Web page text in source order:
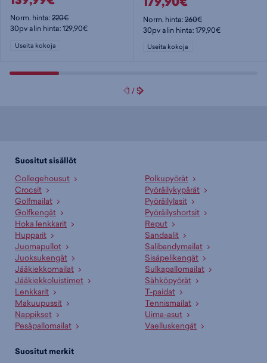
Norm. hinta:220€
30pv alin hinta: 129,90€
Useita kokoja
Norm. hinta:260€
30pv alin hinta: 179,90€
Useita kokoja
1 /5
Suositut sisällöt
Collegehousut
Crocsit
Golfmailat
Golfkengät
Hoka lenkkarit
Hupparit
Juomapullot
Juoksukengät
Jääkiekkomailat
Jääkiekkoluistimet
Lenkkarit
Makuupussit
Nappikset
Pesäpallomailat
Polkupyörät
Pyöräilykypärät
Pyöräilylasit
Pyöräilyshortsit
Reput
Sandaalit
Salibandymailat
Sisäpelikengät
Sulkapallomailat
Sähköpyörät
T-paidat
Tennismailat
Uima-asut
Vaelluskengät
Suositut merkit